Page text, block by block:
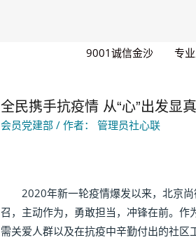
9001诚信金沙 专
全民携手抗疫情 从“心”出发显
会员党建部 / 作者： 管理员社心联
2020年新一轮疫情爆发以来，北京尚
召，主动作为，勇敢担当，冲锋在前。
需关爱人群以及在抗疫中辛勤付出的社区